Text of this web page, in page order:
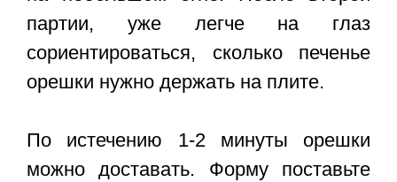
партии, уже легче на глаз
сориентироваться, сколько печенье
орешки нужно держать на плите.
По истечению 1-2 минуты орешки
можно доставать. Форму поставьте